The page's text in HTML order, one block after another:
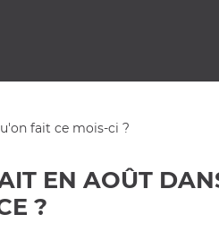
fait ce mois-ci ?
EN AOÛT
?